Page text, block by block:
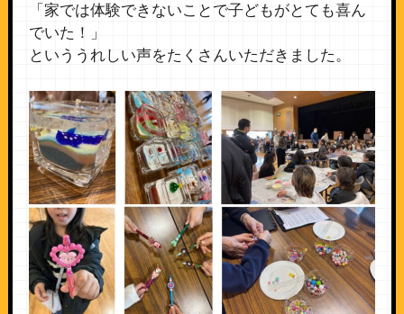
「家では体験できないことで子どもがとても喜ん
でいた！」
といううれしい声をたくさんいただきました。